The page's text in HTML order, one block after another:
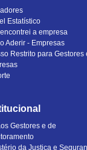
Estatístico
a empresa
Aderir - Empresas
Restrito para Gestores
Gestores e de
da Justiça e